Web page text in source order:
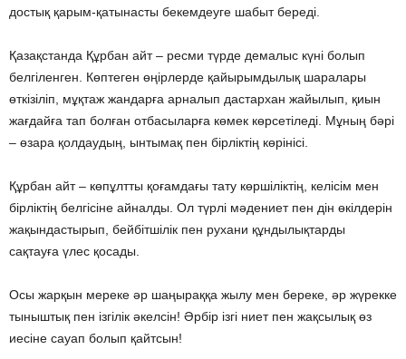
достық қарым-қатынасты бекемдеуге шабыт береді.
Қазақстанда Құрбан айт – ресми түрде демалыс күні болып
белгіленген. Көптеген өңірлерде қайырымдылық шаралары
өткізіліп, мұқтаж жандарға арналып дастархан жайылып, қиын
жағдайға тап болған отбасыларға көмек көрсетіледі. Мұның бәрі
– өзара қолдаудың, ынтымақ пен бірліктің көрінісі.
Құрбан айт – көпұлтты қоғамдағы тату көршіліктің, келісім мен
бірліктің белгісіне айналды. Ол түрлі мәдениет пен дін өкілдерін
жақындастырып, бейбітшілік пен рухани құндылықтарды
сақтауға үлес қосады.
Осы жарқын мереке әр шаңыраққа жылу мен береке, әр жүрекке
тыныштық пен ізгілік әкелсін! Әрбір ізгі ниет пен жақсылық өз
иесіне сауап болып қайтсын!